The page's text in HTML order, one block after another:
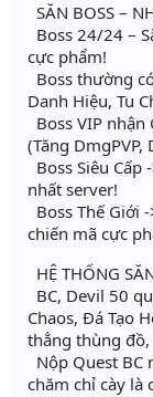
SĂN BOSS –
Boss 24/24 –
cực phẩm!
Boss thường
Danh Hiệu, Tu
Boss VIP nhận
(Tăng DmgPVP,
Boss Siêu
nhất server!
Boss Thế Giới
chiến mã cực
HỆ THỐNG
BC, Devil 50
Chaos, Đá Tạo
thẳng thùng
Nộp Quest BC
chăm chỉ cày là